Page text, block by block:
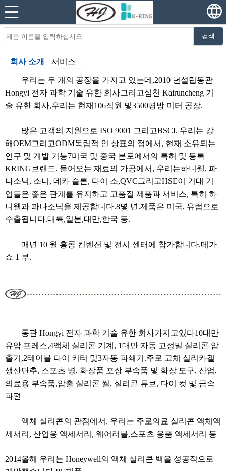
검색
회사 소개 서비스
우리는 두 개의 공장을 가지고 있는데,2010 년 설립동관
Hongyi 전자 과학 기술 유한 회사그리고심천 Kairuncheng 기
술 유한 회사,우리는 현재 106직원 및3500평방 미터 공장.
많은 고객의 지원으로 ISO 9001 그리고BSCI. 우리는 강
해OEM그리고ODM독립적 인 상표의 점에서, 현재 소유되는
연구 및 개발 기능7미국 및 중국 본토에서의 특허 및 등록
KRING 브랜드. 들어오는 재료의 가공에서, 우리는하니웰, 파
나소닉, 소니, 데카 슬론, 다이 소,QVC그리고HSE이 거대 기
업들은 좋은 관계를 유지하고 고품질 제품과 서비스, 특히 하
니웰과 파나소닉을 제공합니다.8몇 년.제품은 미국, 유럽으로
수출됩니다.대륙,일본,대만,한국 등.
매년 10 월 홍콩 컨벤션 및 전시 센터에 참가합니다.메가
쇼 1 부.
동관 Hongyi 전자 과학 기술 유한 회사가지고있다10대만
유압 프레스,4액체 실리콘 기계 , 1대만 자동 고정밀 실리콘 압
출기,2테이블 다이 커터 및3자동 파쇄기.주로 고체 실리카겔
생산단추, 스포츠 병, 화장품 포장 부속품 및 화장 도구, 산업,
의료용 부속품,압출 실리콘 씰, 실리콘 튜브, 다이 컷 및 금속
파편
액체 실리콘의 관점에서, 우리는 주로의료 실리콘 액체 액
세서리 , 산업용 액세서리, 웨어러블,스포츠 용품 액세서리 등
2014올해 우리는 Honeywell의 액체 실리콘 백을 성공적으로